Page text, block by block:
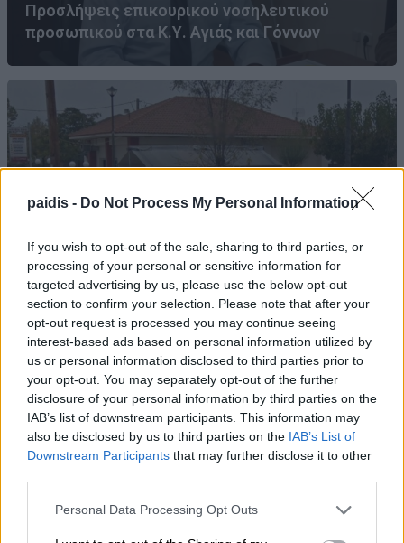
paidis - Do Not Process My Personal Information
If you wish to opt-out of the sale, sharing to third parties, or
processing of your personal or sensitive information for
targeted advertising by us, please use the below opt-out
section to confirm your selection. Please note that after your
opt-out request is processed you may continue seeing
interest-based ads based on personal information utilized by
us or personal information disclosed to third parties prior to
your opt-out. You may separately opt-out of the further
disclosure of your personal information by third parties on the
IAB’s list of downstream participants. This information may
also be disclosed by us to third parties on the IAB’s List of
Downstream Participants that may further disclose it to other
Personal Data Processing Opt Outs
Προσλήψεις επικουρικού νοσηλευτικού
προσωπικού στα Κ.Υ. Αγιάς και Γόννων
Βρυότοπο